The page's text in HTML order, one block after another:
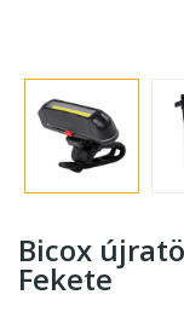
Bicox
Fekete